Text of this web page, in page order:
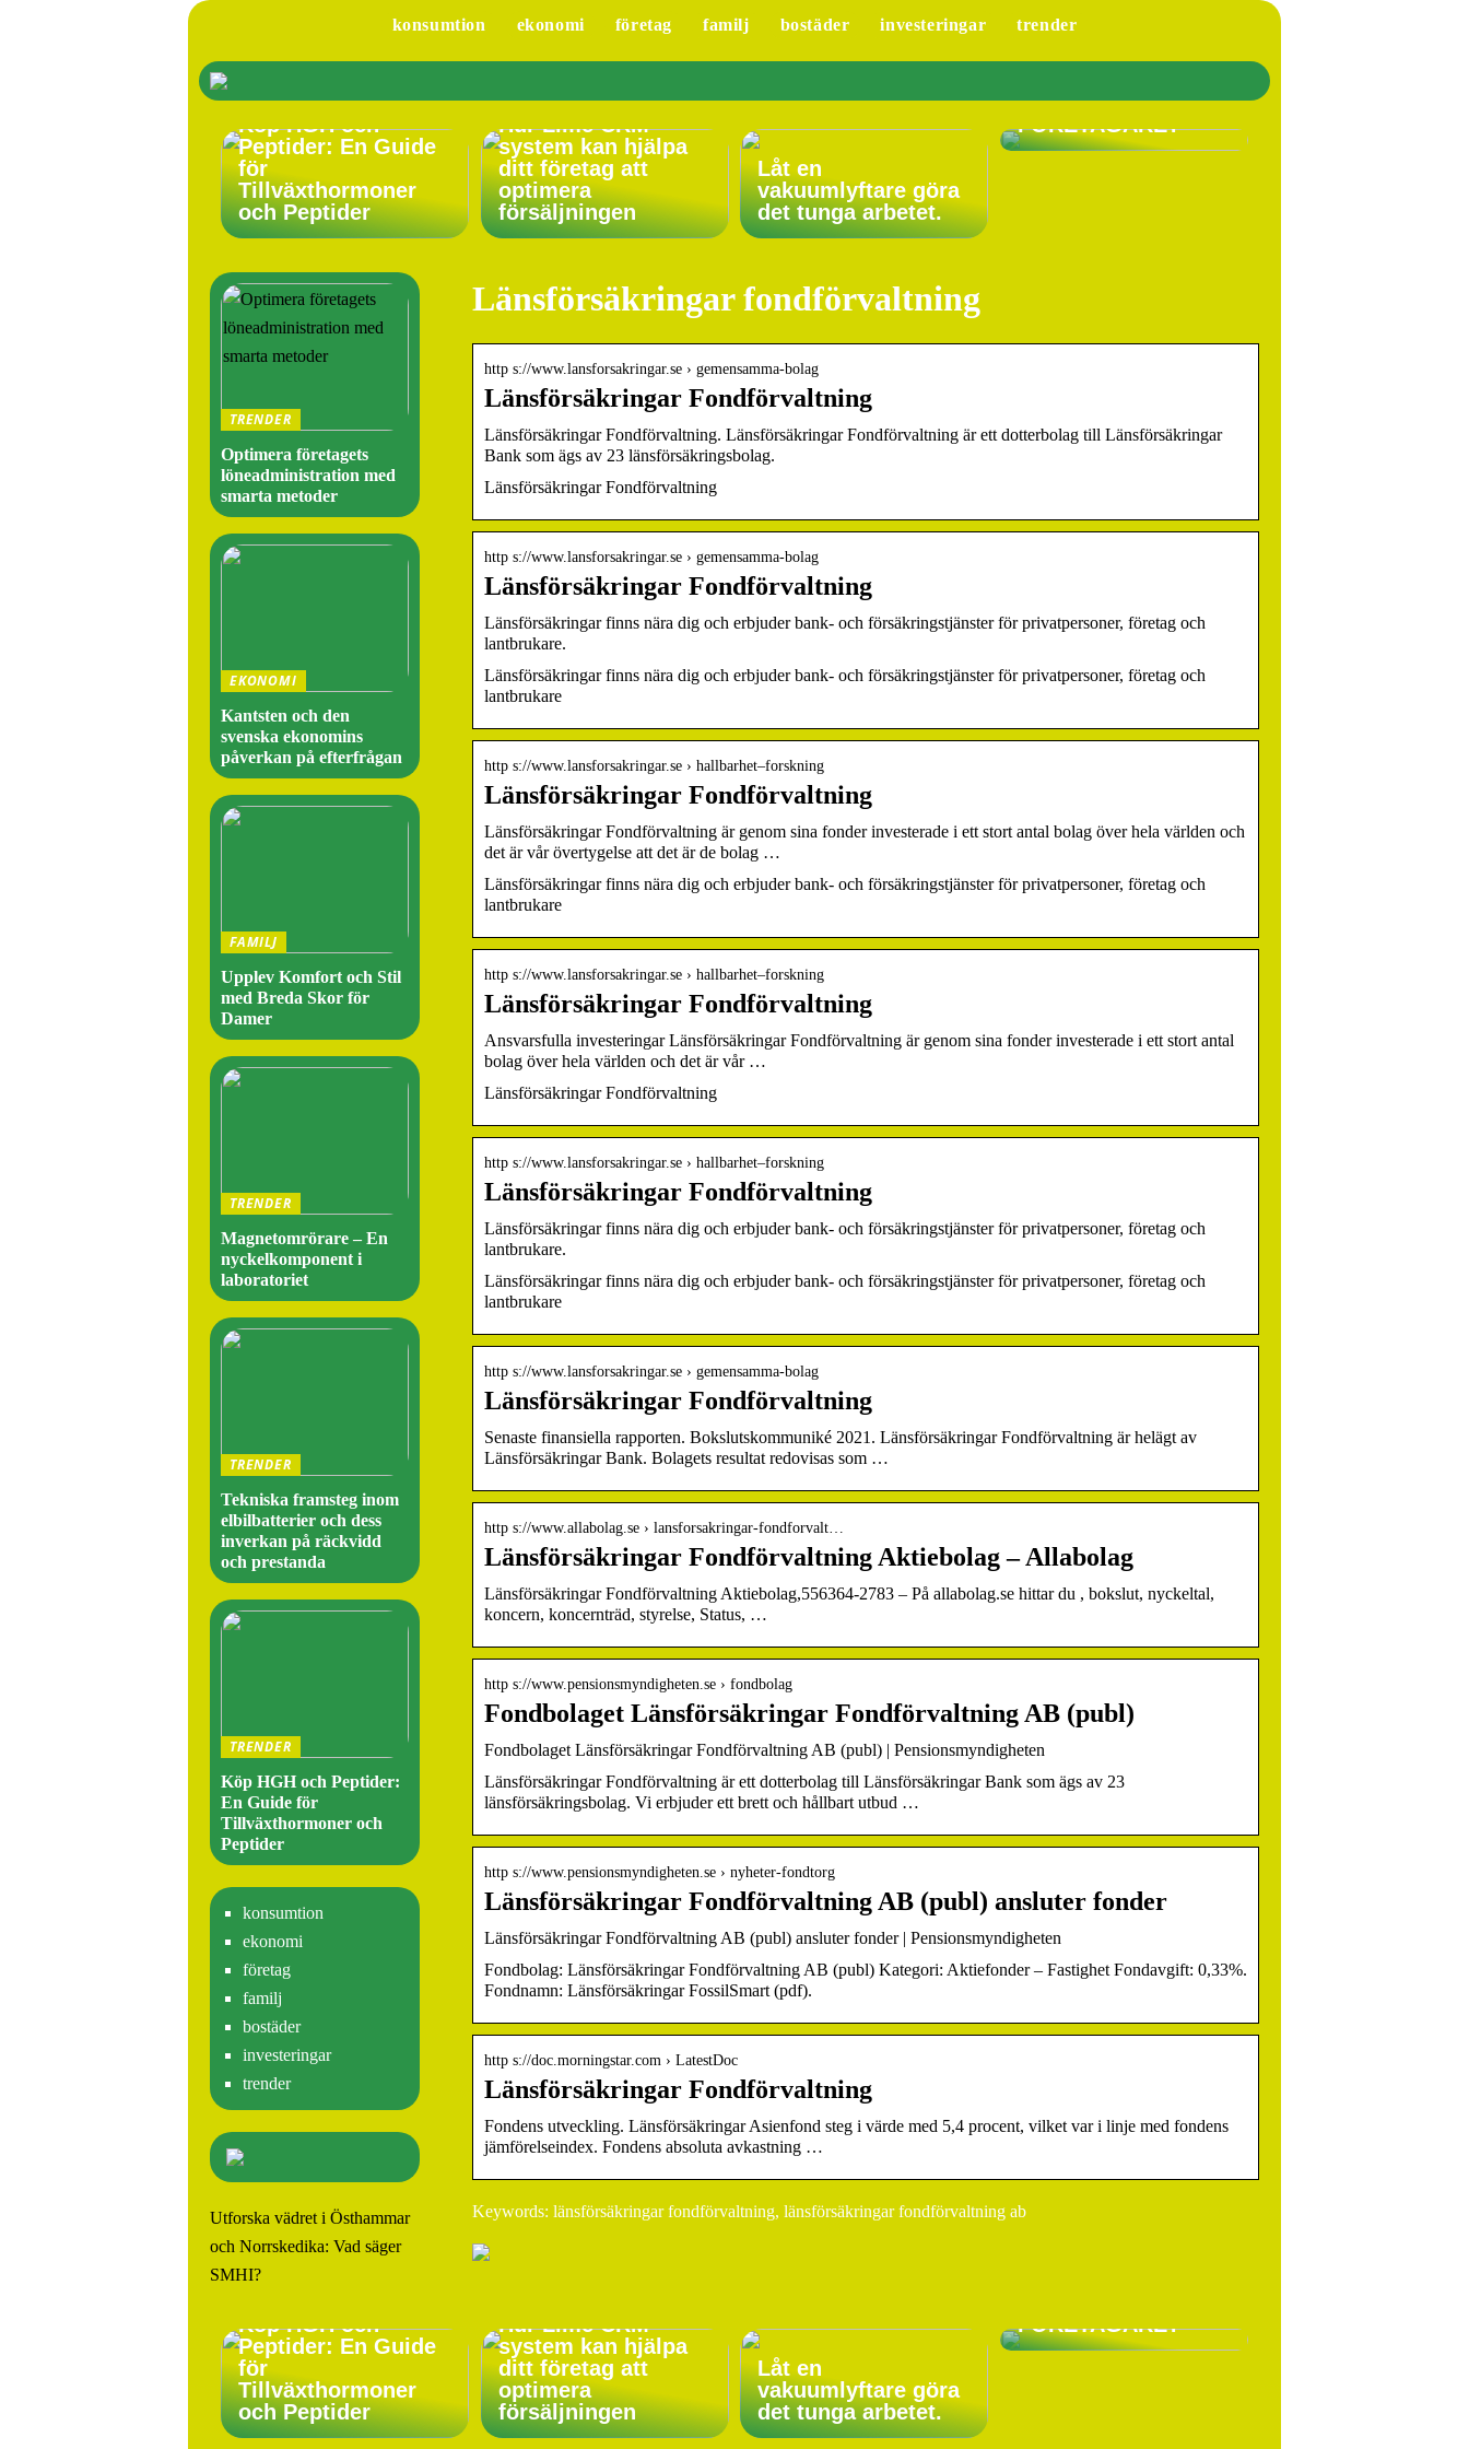
konsumtion ekonomi företag familj bostäder investeringar trender
Köp HGH och
Peptider: En Guide
för
Tillväxthormoner
och Peptider
Hur Lime CRM
system kan hjälpa
ditt företag att
optimera
försäljningen
Låt en
vakuumlyftare göra
det tunga arbetet.
VARFÖR SKA DU HA
SOM EGEN
FÖRETAGARE?
Länsförsäkringar fondförvaltning
http s://www.lansforsakringar.se › gemensamma-bolag
Länsförsäkringar Fondförvaltning
Länsförsäkringar Fondförvaltning. Länsförsäkringar Fondförvaltning är ett dotterbolag till Länsförsäkringar
Bank som ägs av 23 länsförsäkringsbolag.
Länsförsäkringar Fondförvaltning
http s://www.lansforsakringar.se › gemensamma-bolag
Länsförsäkringar Fondförvaltning
Länsförsäkringar finns nära dig och erbjuder bank- och försäkringstjänster för privatpersoner, företag och
lantbrukare.
Länsförsäkringar finns nära dig och erbjuder bank- och försäkringstjänster för privatpersoner, företag och
lantbrukare
http s://www.lansforsakringar.se › hallbarhet–forskning
Länsförsäkringar Fondförvaltning
Länsförsäkringar Fondförvaltning är genom sina fonder investerade i ett stort antal bolag över hela världen och
det är vår övertygelse att det är de bolag …
Länsförsäkringar finns nära dig och erbjuder bank- och försäkringstjänster för privatpersoner, företag och
lantbrukare
http s://www.lansforsakringar.se › hallbarhet–forskning
Länsförsäkringar Fondförvaltning
Ansvarsfulla investeringar Länsförsäkringar Fondförvaltning är genom sina fonder investerade i ett stort antal
bolag över hela världen och det är vår …
Länsförsäkringar Fondförvaltning
http s://www.lansforsakringar.se › hallbarhet–forskning
Länsförsäkringar Fondförvaltning
Länsförsäkringar finns nära dig och erbjuder bank- och försäkringstjänster för privatpersoner, företag och
lantbrukare.
Länsförsäkringar finns nära dig och erbjuder bank- och försäkringstjänster för privatpersoner, företag och
lantbrukare
http s://www.lansforsakringar.se › gemensamma-bolag
Länsförsäkringar Fondförvaltning
Senaste finansiella rapporten. Bokslutskommuniké 2021. Länsförsäkringar Fondförvaltning är helägt av
Länsförsäkringar Bank. Bolagets resultat redovisas som …
http s://www.allabolag.se › lansforsakringar-fondforvalt…
Länsförsäkringar Fondförvaltning Aktiebolag – Allabolag
Länsförsäkringar Fondförvaltning Aktiebolag,556364-2783 – På allabolag.se hittar du , bokslut, nyckeltal,
koncern, koncernträd, styrelse, Status, …
http s://www.pensionsmyndigheten.se › fondbolag
Fondbolaget Länsförsäkringar Fondförvaltning AB (publ)
Fondbolaget Länsförsäkringar Fondförvaltning AB (publ) | Pensionsmyndigheten
Länsförsäkringar Fondförvaltning är ett dotterbolag till Länsförsäkringar Bank som ägs av 23
länsförsäkringsbolag. Vi erbjuder ett brett och hållbart utbud …
http s://www.pensionsmyndigheten.se › nyheter-fondtorg
Länsförsäkringar Fondförvaltning AB (publ) ansluter fonder
Länsförsäkringar Fondförvaltning AB (publ) ansluter fonder | Pensionsmyndigheten
Fondbolag: Länsförsäkringar Fondförvaltning AB (publ) Kategori: Aktiefonder – Fastighet Fondavgift: 0,33%.
Fondnamn: Länsförsäkringar FossilSmart (pdf).
http s://doc.morningstar.com › LatestDoc
Länsförsäkringar Fondförvaltning
Fondens utveckling. Länsförsäkringar Asienfond steg i värde med 5,4 procent, vilket var i linje med fondens
jämförelseindex. Fondens absoluta avkastning …
Keywords: länsförsäkringar fondförvaltning, länsförsäkringar fondförvaltning ab
TRENDER
Optimera företagets
löneadministration med
smarta metoder
EKONOMI
Kantsten och den
svenska ekonomins
påverkan på efterfrågan
FAMILJ
Upplev Komfort och Stil
med Breda Skor för
Damer
TRENDER
Magnetomrörare – En
nyckelkomponent i
laboratoriet
TRENDER
Tekniska framsteg inom
elbilbatterier och dess
inverkan på räckvidd
och prestanda
TRENDER
Köp HGH och Peptider:
En Guide för
Tillväxthormoner och
Peptider
konsumtion
ekonomi
företag
familj
bostäder
investeringar
trender
Utforska vädret i Östhammar
och Norrskedika: Vad säger
SMHI?
Köp HGH och
Peptider: En Guide
för
Tillväxthormoner
och Peptider
Hur Lime CRM
system kan hjälpa
ditt företag att
optimera
försäljningen
Låt en
vakuumlyftare göra
det tunga arbetet.
FÖRETAGARE?